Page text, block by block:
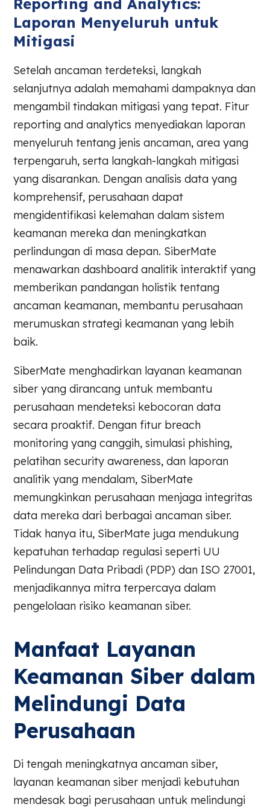
Reporting and Analytics:
Laporan Menyeluruh untuk
Mitigasi
Setelah ancaman terdeteksi, langkah
selanjutnya adalah memahami dampaknya dan
mengambil tindakan mitigasi yang tepat. Fitur
reporting and analytics menyediakan laporan
menyeluruh tentang jenis ancaman, area yang
terpengaruh, serta langkah-langkah mitigasi
yang disarankan. Dengan analisis data yang
komprehensif, perusahaan dapat
mengidentifikasi kelemahan dalam sistem
keamanan mereka dan meningkatkan
perlindungan di masa depan. SiberMate
menawarkan dashboard analitik interaktif yang
memberikan pandangan holistik tentang
ancaman keamanan, membantu perusahaan
merumuskan strategi keamanan yang lebih
baik.
SiberMate menghadirkan layanan keamanan
siber yang dirancang untuk membantu
perusahaan mendeteksi kebocoran data
secara proaktif. Dengan fitur breach
monitoring yang canggih, simulasi phishing,
pelatihan security awareness, dan laporan
analitik yang mendalam, SiberMate
memungkinkan perusahaan menjaga integritas
data mereka dari berbagai ancaman siber.
Tidak hanya itu, SiberMate juga mendukung
kepatuhan terhadap regulasi seperti UU
Pelindungan Data Pribadi (PDP) dan ISO 27001,
menjadikannya mitra terpercaya dalam
pengelolaan risiko keamanan siber.
Manfaat Layanan
Keamanan Siber dalam
Melindungi Data
Perusahaan
Di tengah meningkatnya ancaman siber,
layanan keamanan siber menjadi kebutuhan
mendesak bagi perusahaan untuk melindungi